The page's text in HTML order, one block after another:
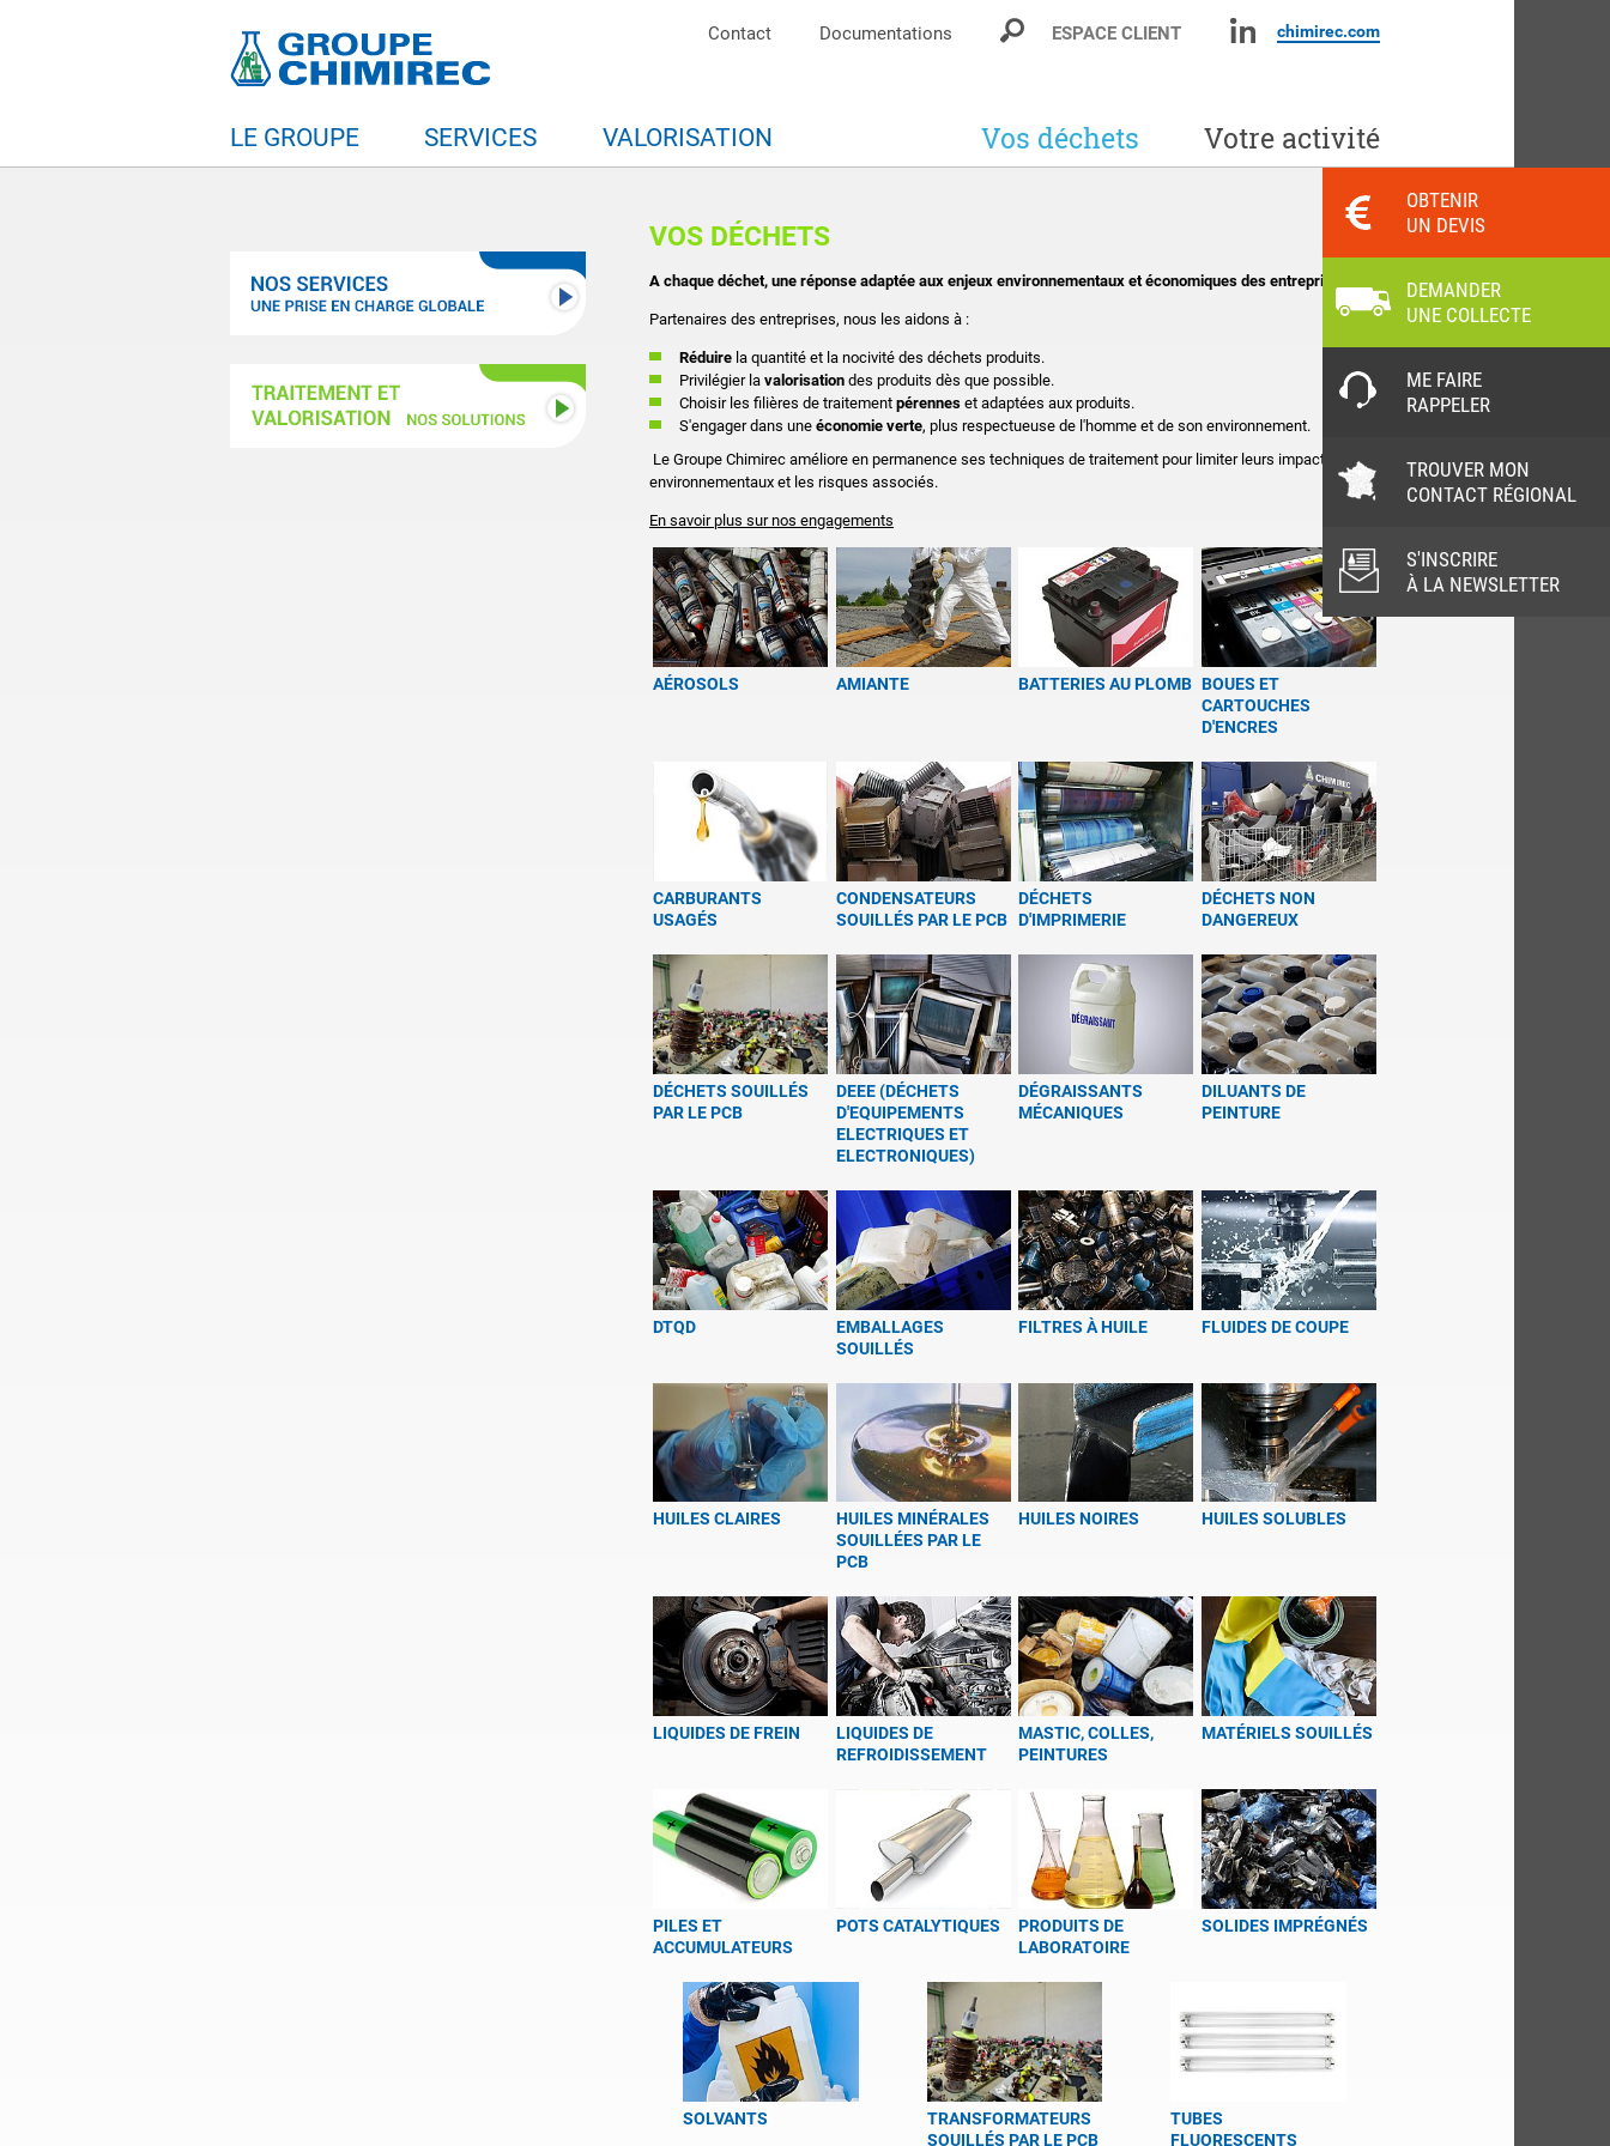
VOS DÉCHETS
A chaque déchet, une réponse adaptée aux enjeux environnementaux et économiques des entreprises.
Partenaires des entreprises, nous les aidons à :
Réduire la quantité et la nocivité des déchets produits.
Privilégier la valorisation des produits dès que possible.
Choisir les filières de traitement pérennes et adaptées aux produits.
S'engager dans une économie verte, plus respectueuse de l'homme et de son environnement.
Le Groupe Chimirec améliore en permanence ses techniques de traitement pour limiter leurs impacts
environnementaux et les risques associés.
En savoir plus sur nos engagements
AÉROSOLS AMIANTE BATTERIES AU PLOMB BOUES ET
CARTOUCHES
D'ENCRES
CARBURANTS
USAGÉS
CONDENSATEURS
SOUILLÉS PAR LE PCB
DÉCHETS
D'IMPRIMERIE
DÉCHETS NON
DANGEREUX
DÉCHETS SOUILLÉS
PAR LE PCB
DEEE (DÉCHETS
D'EQUIPEMENTS
ELECTRIQUES ET
ELECTRONIQUES)
DÉGRAISSANTS
MÉCANIQUES
DILUANTS DE
PEINTURE
DTQD
EMBALLAGES
SOUILLÉS
FILTRES À HUILE FLUIDES DE COUPE
HUILES CLAIRES
HUILES MINÉRALES
SOUILLÉES PAR LE
PCB
HUILES NOIRES HUILES SOLUBLES
LIQUIDES DE FREIN
LIQUIDES DE
REFROIDISSEMENT
MASTIC, COLLES,
PEINTURES
MATÉRIELS SOUILLÉS
PILES ET
ACCUMULATEURS
POTS CATALYTIQUES
PRODUITS DE
LABORATOIRE
SOLIDES IMPRÉGNÉS
SOLVANTS
TRANSFORMATEURS
SOUILLÉS PAR LE PCB
TUBES
FLUORESCENTS
Contact Documentations ESPACE CLIENT chimirec.com
LE GROUPE SERVICES VALORISATION Vos déchets Votre activité
OBTENIR
UN DEVIS
DEMANDER
UNE COLLECTE
ME FAIRE
RAPPELER
TROUVER MON
CONTACT RÉGIONAL
S'INSCRIRE
À LA NEWSLETTER